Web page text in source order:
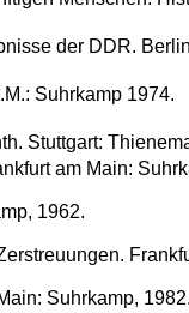
der DDR.
Suhrkamp 1974.
Stuttgart:
am Main:
1962.
Suhrkamp, 1982.